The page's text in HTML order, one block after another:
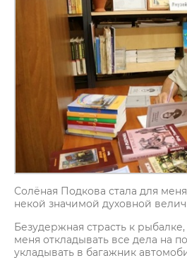
Солёная Подкова стала для
некой значимой духовной
Безудержная страсть к рыбалке,
меня откладывать все дела на
укладывать в багажник